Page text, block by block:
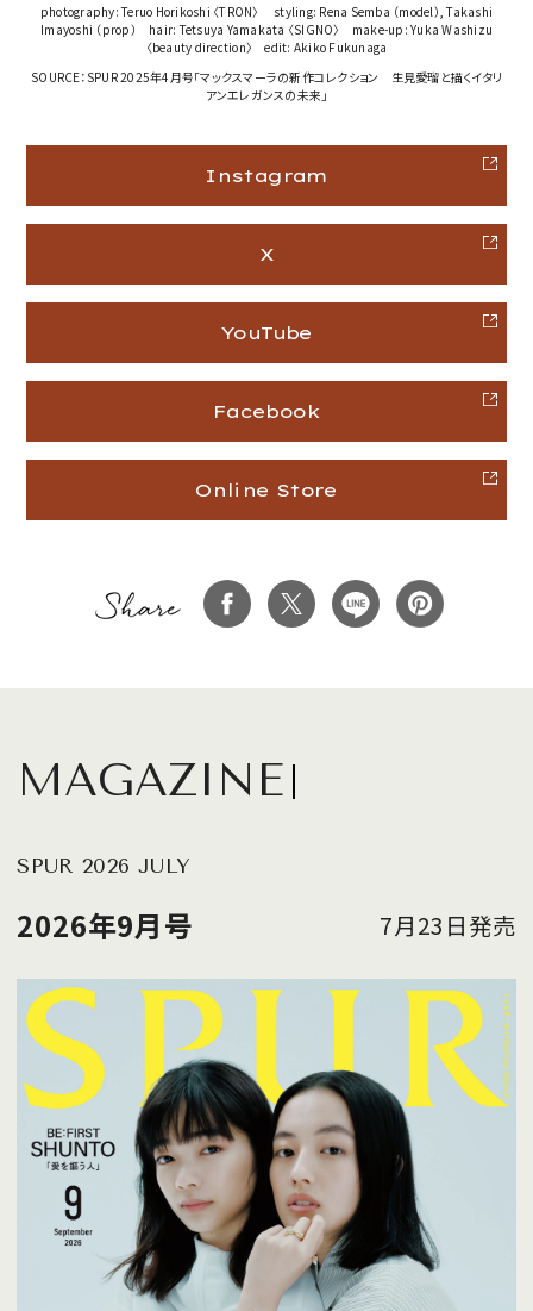
photography: Teruo Horikoshi 〈TRON〉 styling: Rena Semba （model）, Takashi
Imayoshi （prop） hair: Tetsuya Yamakata 〈SIGNO〉 make-up: Yuka Washizu
〈beauty direction〉 edit: Akiko Fukunaga
SOURCE：SPUR 2025年4月号「マックスマーラの新作コレクション 生見愛瑠と描くイタリ
アンエレガンスの未来」
Instagram
X
YouTube
Facebook
Online Store
MAGAZINE
SPUR 2026 JULY
2026年9月号 7月23日発売